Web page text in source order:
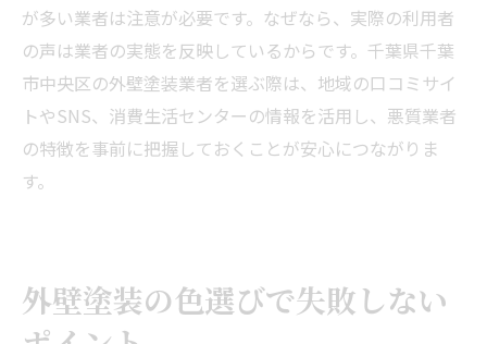
が多い業者は注意が必要です。なぜなら、実際の利用者
の声は業者の実態を反映しているからです。千葉県千葉
市中央区の外壁塗装業者を選ぶ際は、地域の口コミサイ
トやSNS、消費生活センターの情報を活用し、悪質業者
の特徴を事前に把握しておくことが安心につながりま
す。
外壁塗装の色選びで失敗しない